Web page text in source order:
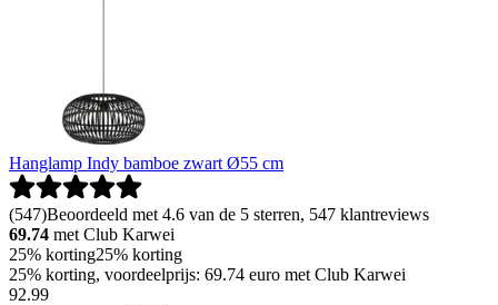
Hanglamp Indy bamboe zwart Ø55 cm
(547)Beoordeeld met 4.6 van de 5 sterren, 547 klantreviews
69.74 met Club Karwei
25% korting25% korting
25% korting, voordeelprijs: 69.74 euro met Club Karwei
92.99